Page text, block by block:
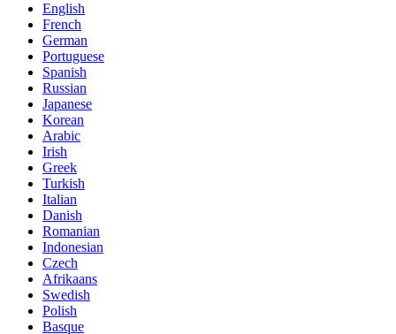
English
French
German
Portuguese
Spanish
Russian
Japanese
Korean
Arabic
Irish
Greek
Turkish
Italian
Danish
Romanian
Indonesian
Czech
Afrikaans
Swedish
Polish
Basque